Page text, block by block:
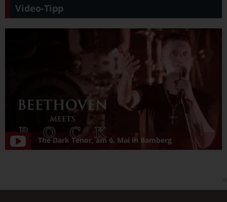
Video-Tipp
The Dark Tenor, am 6. Mai in Bamberg